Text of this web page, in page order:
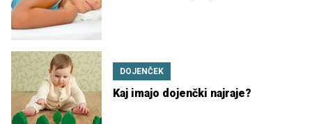
DOJENČEK
Kaj imajo dojenčki najraje?